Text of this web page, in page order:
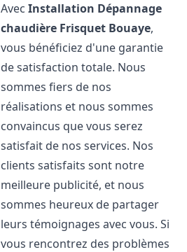
AvecInstallation Dépannage
chaudière Frisquet Bouaye,
vous bénéficiez d'une garantie
de satisfaction totale. Nous
sommes fiers de nos
réalisations et nous sommes
convaincus que vous serez
satisfait de nos services. Nos
clients satisfaits sont notre
meilleure publicité, et nous
sommes heureux de partager
leurs témoignages avec vous. Si
vous rencontrez des problèmes